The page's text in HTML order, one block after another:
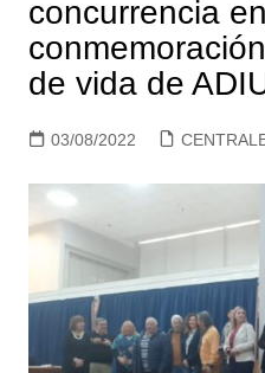
concurrencia
de vida de
03/08/2022